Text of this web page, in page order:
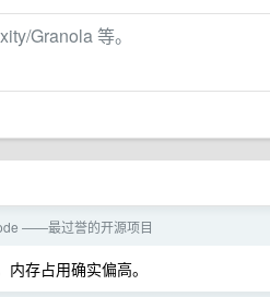
Granola 等。
——最过誉的开源项目
存占用确实偏高。